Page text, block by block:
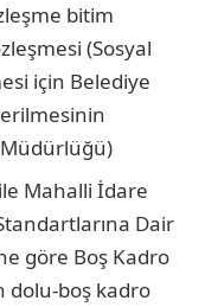
bitim
(Sosyal
için Belediye
Mahalli İdare
Dair
göre Boş Kadro
dolu-boş kadro